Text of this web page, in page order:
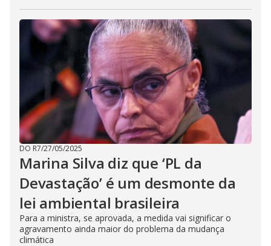
DO R7/27/05/2025
Marina Silva diz que ‘PL da
Devastação’ é um desmonte da
lei ambiental brasileira
Para a ministra, se aprovada, a medida vai significar o
agravamento ainda maior do problema da mudança
climática